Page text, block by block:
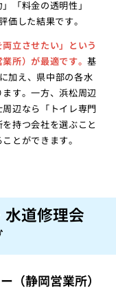
「料金の透明性」
価した結果です。
両立させたい」という
所）が最適です。基
加え、県中部の各水
す。一方、浜松周辺
辺なら「トイレ専門
持つ会社を選ぶこと
とができます。
道修理会
（静岡営業所）